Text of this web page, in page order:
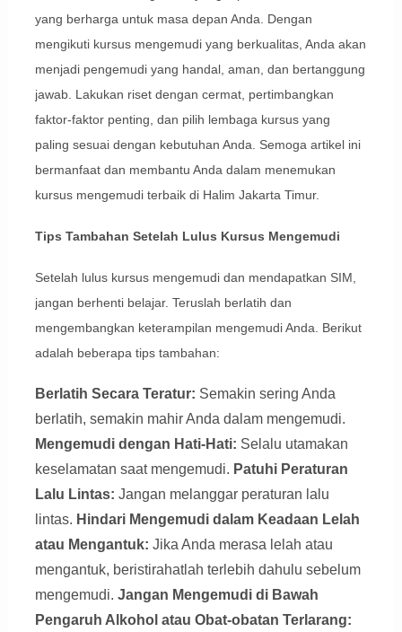
yang berharga untuk masa depan Anda. Dengan
mengikuti kursus mengemudi yang berkualitas, Anda akan
menjadi pengemudi yang handal, aman, dan bertanggung
jawab. Lakukan riset dengan cermat, pertimbangkan
faktor-faktor penting, dan pilih lembaga kursus yang
paling sesuai dengan kebutuhan Anda. Semoga artikel ini
bermanfaat dan membantu Anda dalam menemukan
kursus mengemudi terbaik di Halim Jakarta Timur.
Tips Tambahan Setelah Lulus Kursus Mengemudi
Setelah lulus kursus mengemudi dan mendapatkan SIM,
jangan berhenti belajar. Teruslah berlatih dan
mengembangkan keterampilan mengemudi Anda. Berikut
adalah beberapa tips tambahan:
Berlatih Secara Teratur: Semakin sering Anda
berlatih, semakin mahir Anda dalam mengemudi.
Mengemudi dengan Hati-Hati: Selalu utamakan
keselamatan saat mengemudi. Patuhi Peraturan
Lalu Lintas: Jangan melanggar peraturan lalu
lintas. Hindari Mengemudi dalam Keadaan Lelah
atau Mengantuk: Jika Anda merasa lelah atau
mengantuk, beristirahatlah terlebih dahulu sebelum
mengemudi. Jangan Mengemudi di Bawah
Pengaruh Alkohol atau Obat-obatan Terlarang: